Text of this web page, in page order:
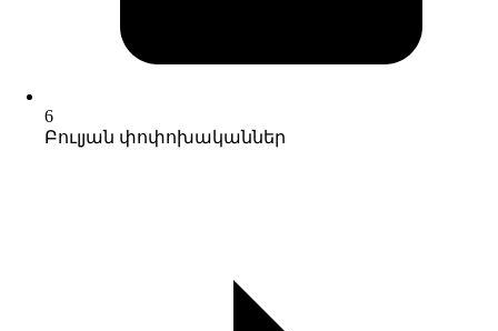
6
Բուլյան փոփոխականներ